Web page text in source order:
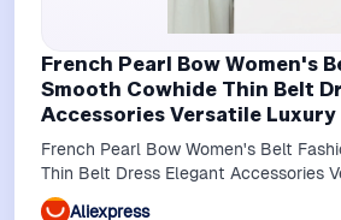
French Pearl Bow Women's
Smooth Cowhide Thin Belt
Accessories Versatile Luxury
French Pearl Bow Women's Belt
Thin Belt Dress Elegant Accessories
Aliexpress